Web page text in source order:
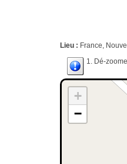
Lieu : France,
1. Dé-
+
−